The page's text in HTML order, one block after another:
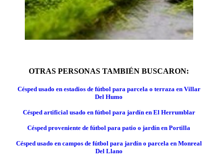
OTRAS PERSONAS TAMBIÉN BUSCARON:
Césped usado en estadios de fútbol para parcela o terraza en Villar
Del Humo
Césped artificial usado en fútbol para jardín en El Herrumblar
Césped proveniente de fútbol para patio o jardín en Portilla
Césped usado en campos de fútbol para jardín o parcela en Monreal
Del Llano